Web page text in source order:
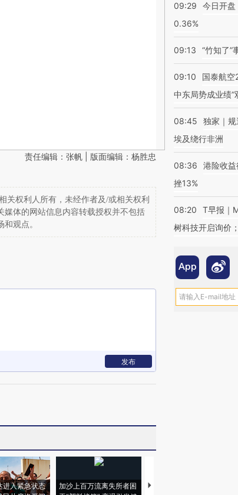
责任编辑：张帆 | 版面编辑：杨胜忠
关权利人所有，未经作者及/或相关权利
媒体的网站信息内容转载授权并不包括
观点。
发布
进入紧急状态
加沙上百万流离失所者困
马航飞行员跨国走私7万
09:29
今日开盘
0.36%
09:13 “竹知了”
09:10
国泰航空
中东局势成业绩“
08:45
独家｜
埃及绕行非洲
08:36
港险收
挫13%
08:20
T早报｜
树科技开启询价